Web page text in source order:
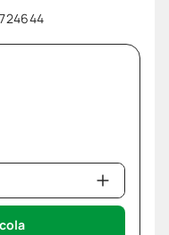
724644